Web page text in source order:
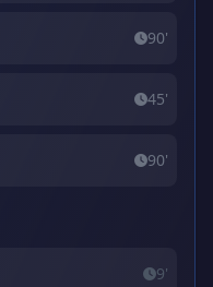
90'
45'
90'
9'